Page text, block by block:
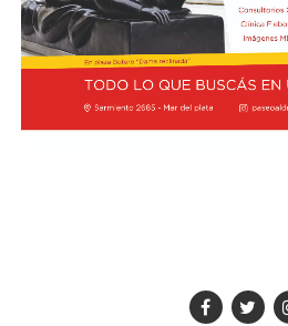
Episcopal de la Pastoral Social, e
de la entidad pyme de todo el
actividad.
Diab, Braida y Taladrid en